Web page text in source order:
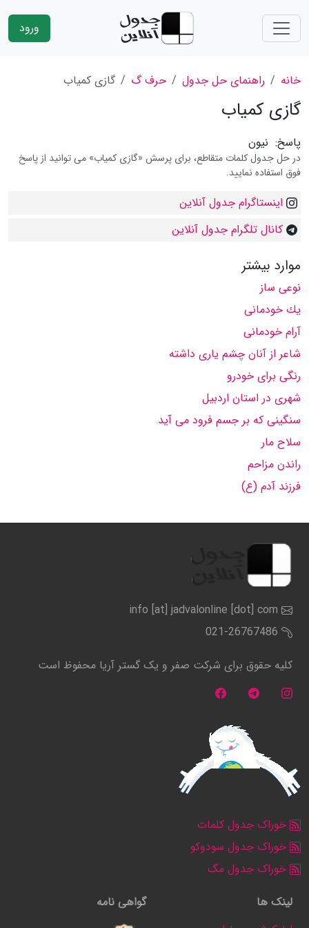
ورود
خانه راهنمای حل جدول حرف گ گازی كمیاب
گازی كمیاب
پاسخ: نیون
در حل جدول کلمات متقاطع، برای پرسش «گازی كمیاب» می توانید از پاسخ
فوق استفاده نمایید.
اینستاگرام جدول آنلاین
کانال تلگرام جدول آنلاین
موارد بیشتر
نوعی ساز
یك خودمانی
آرام خودمانی
شاعر از آنان چشم یاری داشته
رنگی برای خودرو
شهری در استان اردبیل
سنگینی كه بر جسم فرود می آید
سلاح مار
راندن مزاحم
فرزند آدم (ع)
info [at] jadvalonline [dot] com
021-26767486
کلیه حقوق برای شرکت صفر و یک گستر آریا محفوظ است
خوراک جدول کلمات
خوراک جدول سودوکو
خوراک جدول مگ
لینک ها
گواهی نامه